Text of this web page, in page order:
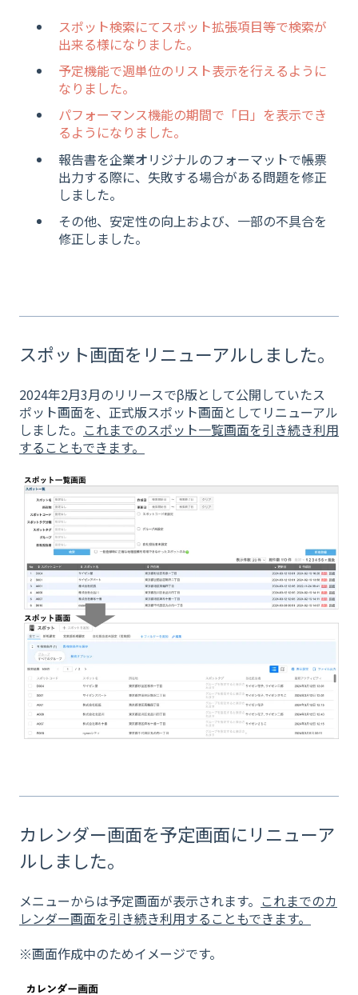
スポット検索にてスポット拡張項目等で検索が
出来る様になりました。
予定機能で週単位のリスト表示を行えるように
なりました。
パフォーマンス機能の期間で「日」を表示でき
るようになりました。
報告書を企業オリジナルのフォーマットで帳票
出力する際に、失敗する場合がある問題を修正
しました。
その他、安定性の向上および、一部の不具合を
修正しました。
スポット画面をリニューアルしました。
2024年2月3月のリリースでβ版として公開していたス
ポット画面を、正式版スポット画面としてリニューアル
しました。 これまでのスポット一覧画面を引き続き利用
することもできます。
カレンダー画面を予定画面にリニューア
ルしました。
メニューからは予定画面が表示されます。 これまでのカ
レンダー画面を引き続き利用することもできます。
※画面作成中のためイメージです。